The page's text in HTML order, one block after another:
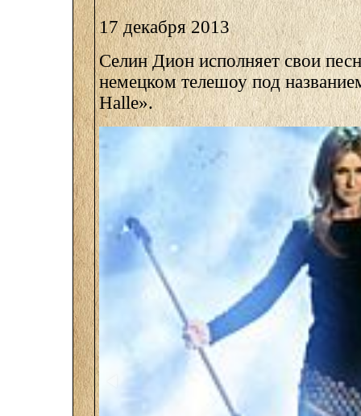
17 декабря 2013
Селин Дион исполняет свои
немецком телешоу под
Halle».